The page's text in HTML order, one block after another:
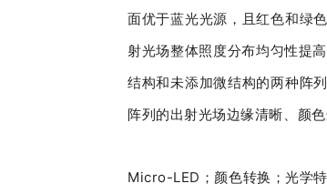
面优于蓝光光源，且红色和绿
射光场整体照度分布均匀性提
结构和未添加微结构的两种阵
阵列的出射光场边缘清晰、颜
Micro-LED；颜色转换；光学